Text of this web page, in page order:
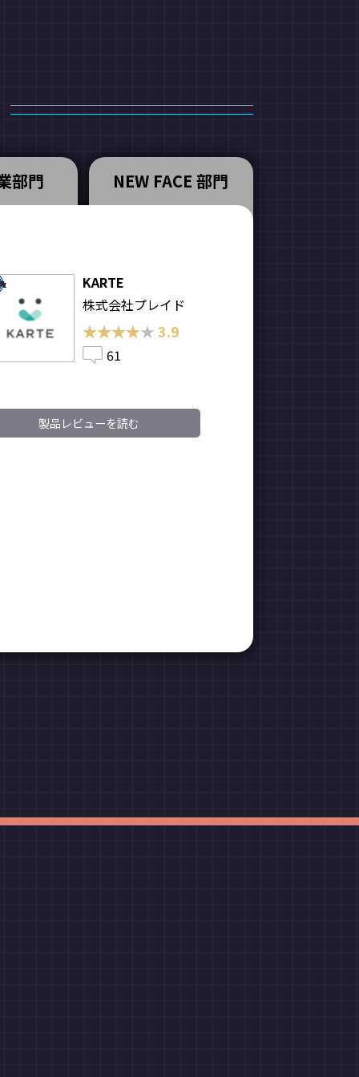
部門 NEW FACE 部門
KARTE
株式会社プレイド
★★★★★
★★★★★3.9
61
製品レビューを読む